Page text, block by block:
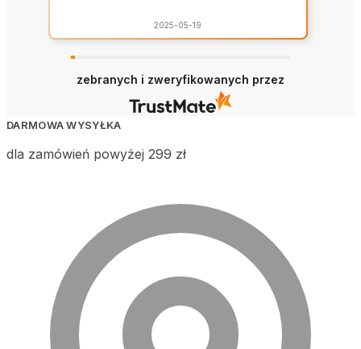
2025-05-19
zebranych i zweryfikowanych przez
DARMOWA WYSYŁKA
dla zamówień powyżej 299 zł